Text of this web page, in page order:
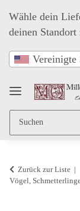
Wähle dein
deinen Standort
Vereinigte
Zurück zur Liste
Vögel,